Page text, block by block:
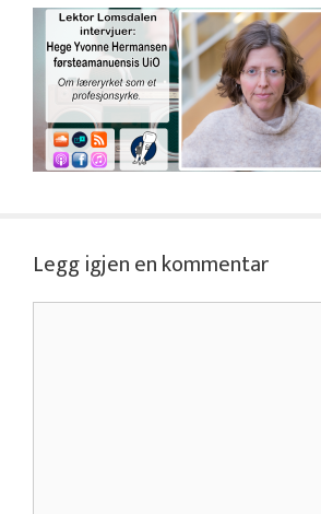
Legg igjen en kommentar